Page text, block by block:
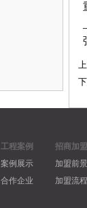
工程案例
案例展示
合作企业
招商加盟
加盟前景
加盟流程